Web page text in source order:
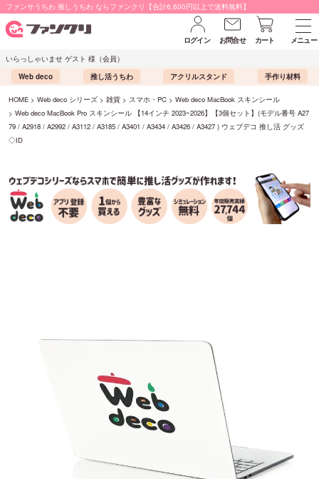
ファンサうちわ 推しうちわ ならファンクリ【合計6,600円以上で送料無料】
ログイン お問合せ カート
メニュー
いらっしゃいませ ゲスト 様（会員）
Web deco
推し活うちわ アクリルスタンド 手作り材料
HOME Web deco シリーズ 雑貨 スマホ・PC
Web deco MacBook スキンシール
Web deco MacBook Pro スキンシール 【14インチ 2023~2026】【3個セット】(モデル番号 A27
79 / A2918 / A2992 / A3112 / A3185 / A3401 / A3434 / A3426 / A3427 ) ウェブデコ 推し活 グッズ
◇ID